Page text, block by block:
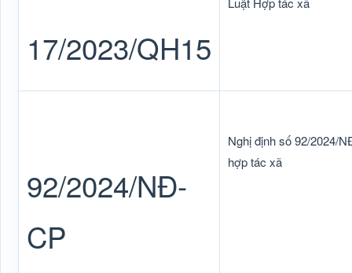
17/2023/QH15
92/2024/NĐ-
CP
Nghị định số 92/2024/
hợp tác xã